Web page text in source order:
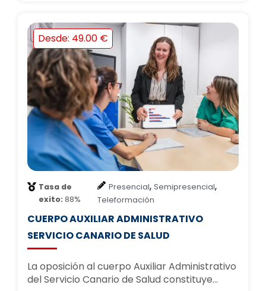
Desde: 49.00 €
Tasa de
exito: 88%
Presencial, Semipresencial,
Teleformación
CUERPO AUXILIAR ADMINISTRATIVO
SERVICIO CANARIO DE SALUD
La oposición al cuerpo Auxiliar Administrativo
del Servicio Canario de Salud constituye…